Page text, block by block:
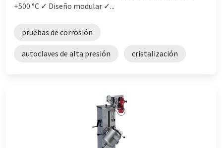
+500 °C ✓ Diseño modular ✓...
pruebas de corrosión
autoclaves de alta presión cristalización